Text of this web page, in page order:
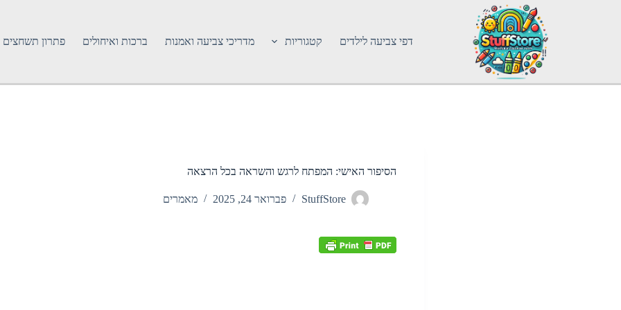
דפי צביעה לילדים קטגוריות מדריכי צביעה ואמנות ברכות ואיחולים פתרון תשחצים
הסיפור האישי: המפתח לרגש והשראה בכל הרצאה
StuffStore פברואר 24, 2025 מאמרים